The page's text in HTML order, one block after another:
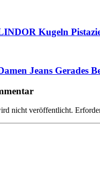
Kugeln
Jeans Gerades
nicht veröffentlicht.